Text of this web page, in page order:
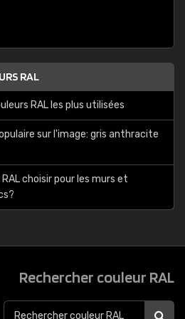
RAL
RAL les plus utilisées
sur l'image: gris anthracite
choisir pour les murs et
Rechercher couleur RAL